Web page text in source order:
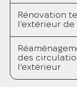
Rénovation
l’extérieur
des
l’extérieur